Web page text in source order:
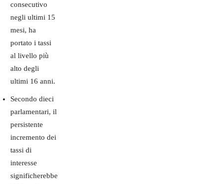
consecutivo
negli ultimi 15
mesi, ha
portato i tassi
al livello più
alto degli
ultimi 16 anni.
Secondo dieci
parlamentari, il
persistente
incremento dei
tassi di
interesse
significherebbe